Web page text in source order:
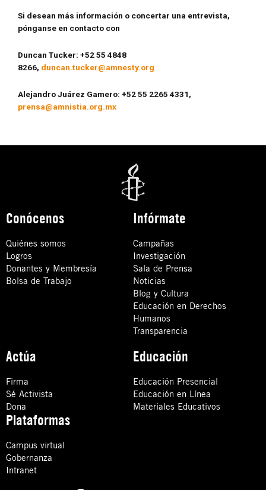
Si desean más información o concertar una entrevista,
pónganse en contacto con
Duncan Tucker: +52 55 4848
8266, duncan.tucker@amnesty.org
Alejandro Juárez Gamero: +52 55 2265 4331,
prensa@amnistia.org.mx
Conócenos
Quiénes somos
Logros
Donantes y Membresía
Bolsa de Trabajo
Infórmate
Campañas
Investigación
Sala de Prensa
Noticias
Blog y Cultura
Educación en Derechos
Humanos
Transparencia
Actúa
Firma
Sé Activista
Dona
Educación
Educación Presencial
Educación en Línea
Materiales Educativos
Plataformas
Campus virtual
Gobernanza
Intranet